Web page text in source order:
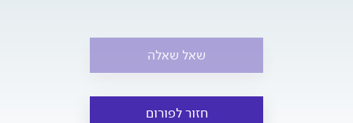
שאל שאלה
חזור לפורום